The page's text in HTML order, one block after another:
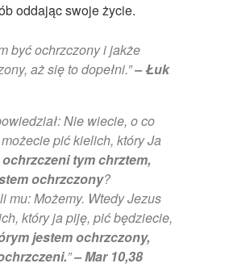
oddając swoje życie.
być ochrzczony i jakże
aż się to dopełni.”– Łuk
Nie wiecie, o co
pić kielich, który Ja
tym chrztem,
ochrzczony?
mu: Możemy. Wtedy Jezus
który ja piję, pić będziecie,
jestem ochrzczony,
”– Mar 10,38